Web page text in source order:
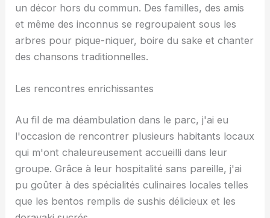
un décor hors du commun. Des familles, des amis
et même des inconnus se regroupaient sous les
arbres pour pique-niquer, boire du sake et chanter
des chansons traditionnelles.
Les rencontres enrichissantes
Au fil de ma déambulation dans le parc, j'ai eu
l'occasion de rencontrer plusieurs habitants locaux
qui m'ont chaleureusement accueilli dans leur
groupe. Grâce à leur hospitalité sans pareille, j'ai
pu goûter à des spécialités culinaires locales telles
que les bentos remplis de sushis délicieux et les